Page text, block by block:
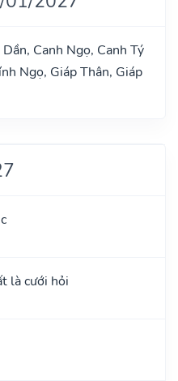
Canh Ngọ, Canh Tý
Ngọ, Giáp Thân, Giáp
là cưới hỏi